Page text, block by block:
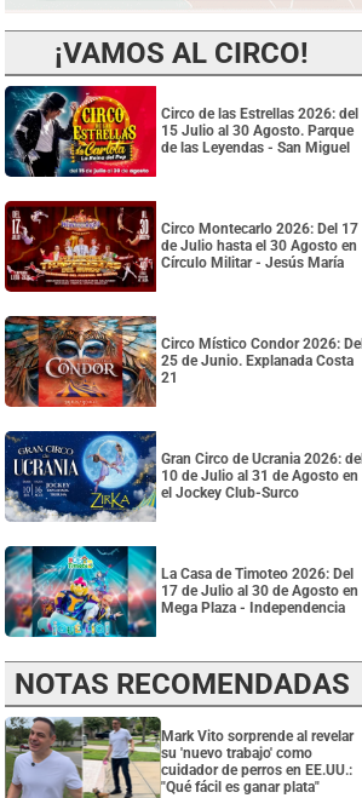
¡VAMOS AL CIRCO!
Circo de las Estrellas 2026: del
15 Julio al 30 Agosto. Parque
de las Leyendas - San Miguel
Circo Montecarlo 2026: Del 17
de Julio hasta el 30 Agosto en
Círculo Militar - Jesús María
Circo Místico Condor 2026: Del
25 de Junio. Explanada Costa
21
Gran Circo de Ucrania 2026: del
10 de Julio al 31 de Agosto en
el Jockey Club-Surco
La Casa de Timoteo 2026: Del
17 de Julio al 30 de Agosto en
Mega Plaza - Independencia
NOTAS RECOMENDADAS
Mark Vito sorprende al revelar
su 'nuevo trabajo' como
cuidador de perros en EE.UU.:
"Qué fácil es ganar plata"